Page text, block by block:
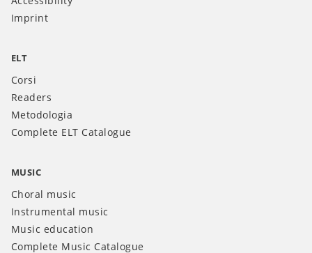
Imprint
ELT
Corsi
Readers
Metodologia
Complete ELT Catalogue
MUSIC
Choral music
Instrumental music
Music education
Complete Music Catalogue